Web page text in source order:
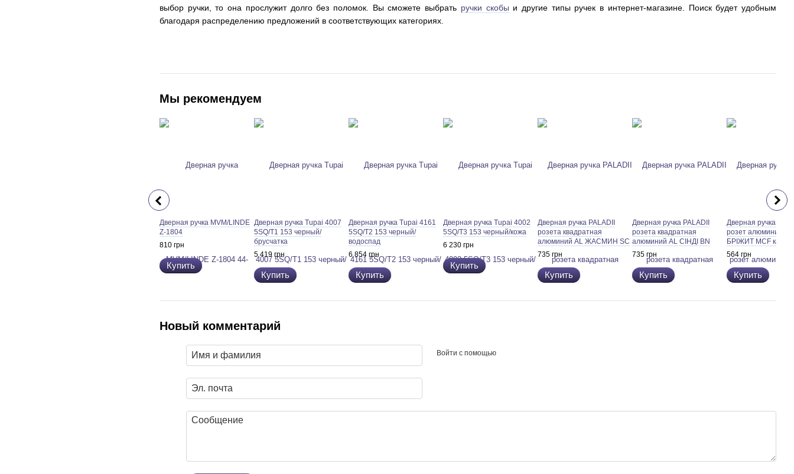
выбор ручки, то она прослужит долго без поломок. Вы сможете выбрать ручки скобы и другие типы ручек в интернет-магазине. Поиск будет удобным
благодаря распределению предложений в соответствующих категориях.
Мы рекомендуем
Дверная ручка MVM/LINDE
Z-1804
810 грн
Купить
Дверная ручка Tupai 4007
5SQ/T1 153 черный/
брусчатка
5 419 грн
Купить
Дверная ручка Tupai 4161
5SQ/T2 153 черный/
водоспад
6 854 грн
Купить
Дверная ручка Tupai 4002
5SQ/T3 153 черный/кожа
6 230 грн
Купить
Дверная ручка PALADII
розета квадратная
алюминий AL ЖАСМИН SC
матовый хром
735 грн
Купить
Дверная ручка PALADII
розета квадратная
алюминий AL СІНДІ BN
черный
735 грн
Купить
Дверная ручка
розет алюминий
БРІЖИТ MCF кава
564 грн
Купить
Новый комментарий
Войти с помощью